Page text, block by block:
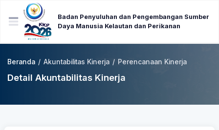
Badan Penyuluhan dan Pengembangan Sumber
Daya Manusia Kelautan dan Perikanan
Beranda / Akuntabilitas Kinerja / Perencanaan Kinerja
Detail Akuntabilitas Kinerja